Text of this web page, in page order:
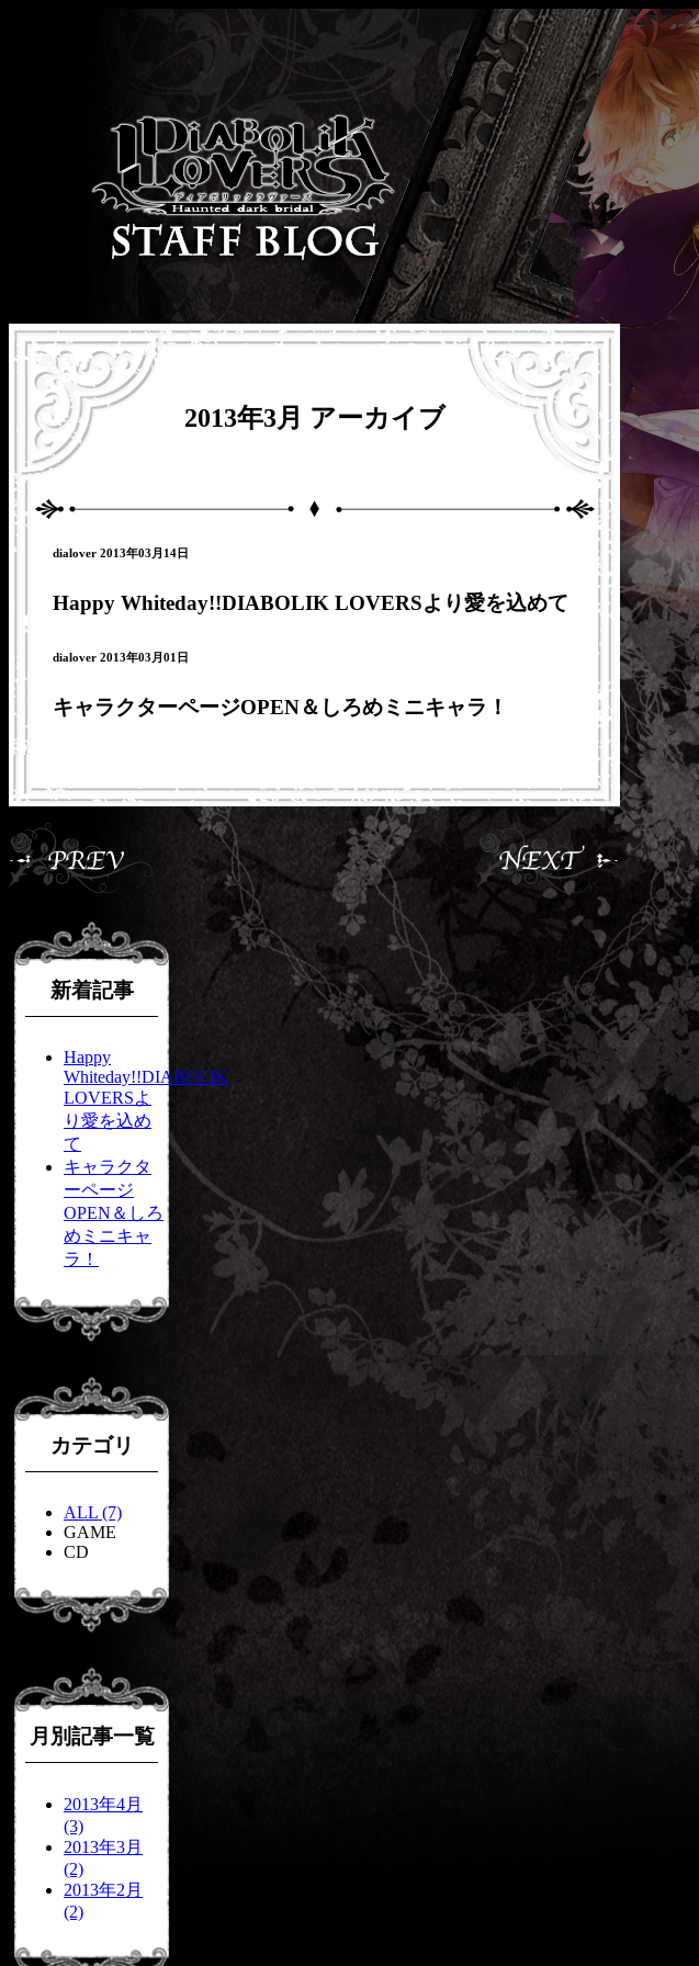
2013年3月 アーカイブ
dialover 2013年03月14日
Happy Whiteday!!DIABOLIK LOVERSより愛を込めて
dialover 2013年03月01日
キャラクターページOPEN＆しろめミニキャラ！
新着記事
Happy
Whiteday!!DIABOLIK
LOVERSよ
り愛を込め
て
キャラクタ
ーページ
OPEN＆しろ
めミニキャ
ラ！
カテゴリ
ALL (7)
GAME
CD
月別記事一覧
2013年4月
(3)
2013年3月
(2)
2013年2月
(2)